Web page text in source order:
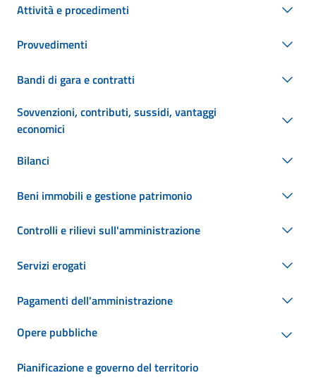
Attività e procedimenti
Provvedimenti
Bandi di gara e contratti
Sovvenzioni, contributi, sussidi, vantaggi
economici
Bilanci
Beni immobili e gestione patrimonio
Controlli e rilievi sull'amministrazione
Servizi erogati
Pagamenti dell'amministrazione
Opere pubbliche
Pianificazione e governo del territorio